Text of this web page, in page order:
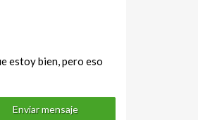
estoy bien, pero eso
Enviar mensaje